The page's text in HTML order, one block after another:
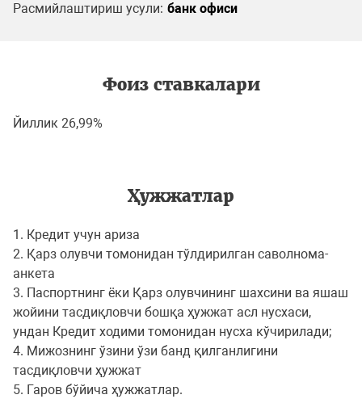
Расмийлаштириш усули: банк офиси
Фоиз ставкалари
Йиллик 26,99%
Ҳужжатлар
1. Кредит учун ариза
2. Қарз олувчи томонидан тўлдирилган саволнома-
анкета
3. Паспортнинг ёки Қарз олувчининг шахсини ва яшаш
жойини тасдиқловчи бошқа ҳужжат асл нусхаси,
ундан Кредит ходими томонидан нусха кўчирилади;
4. Мижознинг ўзини ўзи банд қилганлигини
тасдиқловчи ҳужжат
5. Гаров бўйича ҳужжатлар.